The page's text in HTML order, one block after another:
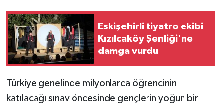
Eskişehirli tiyatro ekibi
Kızılcaköy Şenliği'ne
damga vurdu
Türkiye genelinde milyonlarca öğrencinin
katılacağı sınav öncesinde gençlerin yoğun bir